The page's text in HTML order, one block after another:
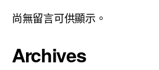
尚無留言可供顯示。
Archives